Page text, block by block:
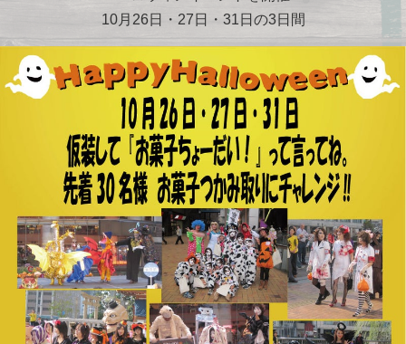
10月26日・27日・31日の3日間